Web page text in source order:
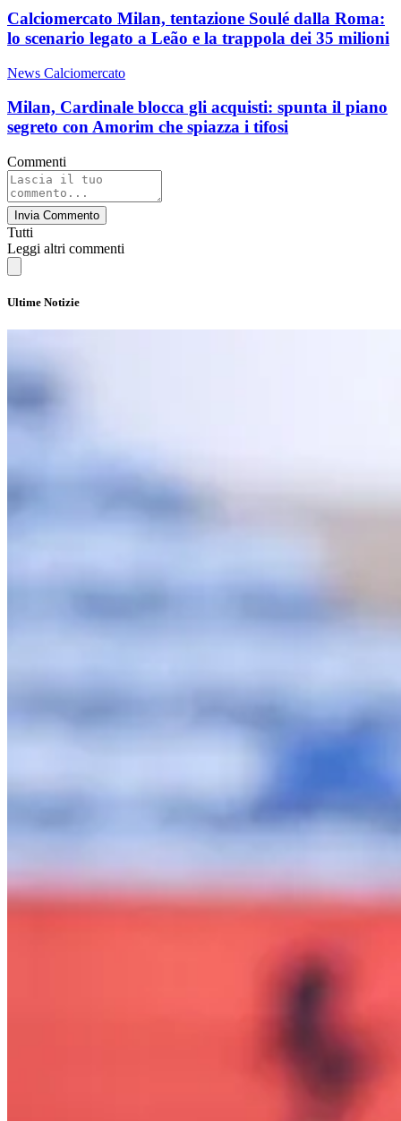
Calciomercato Milan, tentazione Soulé dalla Roma:
lo scenario legato a Leão e la trappola dei 35 milioni
News Calciomercato
Milan, Cardinale blocca gli acquisti: spunta il piano
segreto con Amorim che spiazza i tifosi
Commenti
Invia Commento
Tutti
Leggi altri commenti
Ultime Notizie